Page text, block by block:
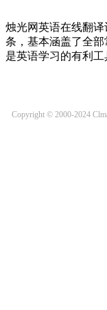
烛光网英语在线翻译
条，基本涵盖了全部
是英语学习的有利工
Copyright © 2000-2024